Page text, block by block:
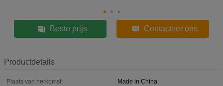
Beste prijs Contacteer ons
Productdetails
Plaats van herkomst:
Made in China